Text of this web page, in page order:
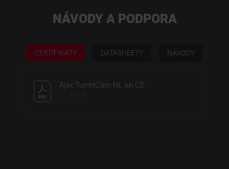
NÁVODY A PODPORA
CERTIFIKÁTY DATASHEETY NÁVODY
Ajax TurretCam HL en CE